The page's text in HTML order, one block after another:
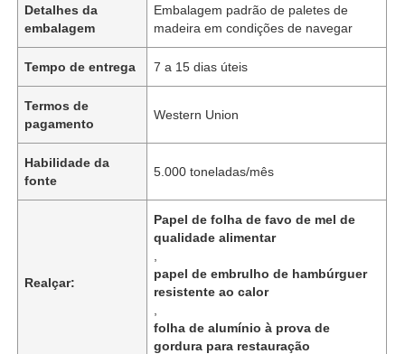
Detalhes da
embalagem
Embalagem padrão de paletes de
madeira em condições de navegar
Tempo de entrega 7 a 15 dias úteis
Termos de
pagamento
Western Union
Habilidade da
fonte
5.000 toneladas/mês
Realçar:
Papel de folha de favo de mel de
qualidade alimentar
papel de embrulho de hambúrguer
resistente ao calor
folha de alumínio à prova de
gordura para restauração